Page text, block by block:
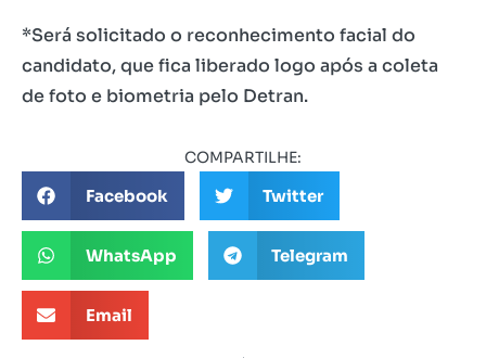
*Será solicitado o reconhecimento facial do
candidato, que fica liberado logo após a coleta
de foto e biometria pelo Detran.
COMPARTILHE:
Facebook Twitter
WhatsApp Telegram
Email